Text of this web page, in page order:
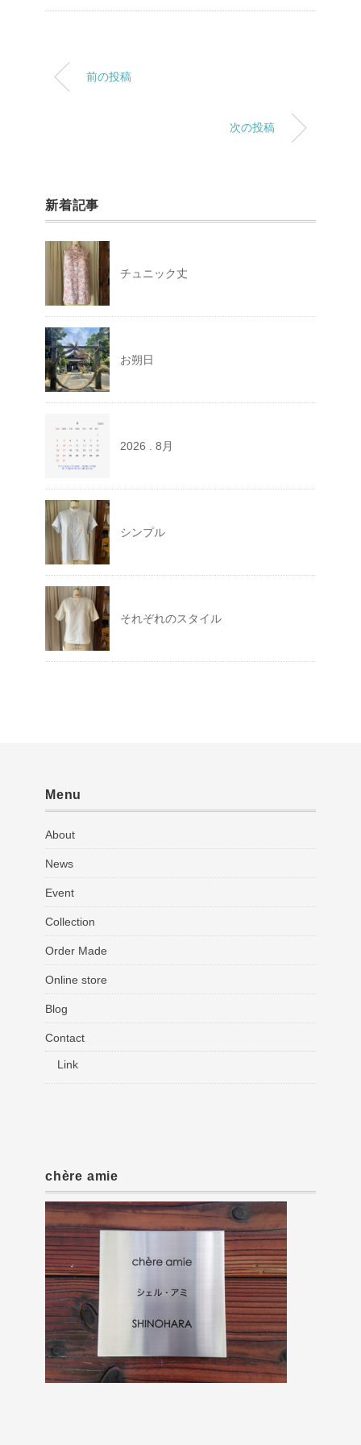
前の投稿
次の投稿
新着記事
チュニック丈
お朔日
2026 . 8月
シンプル
それぞれのスタイル
Menu
About
News
Event
Collection
Order Made
Online store
Blog
Contact
Link
chère amie